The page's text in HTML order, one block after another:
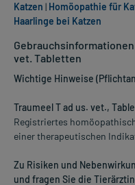
vet. Tabletten
Wichtige Hinweise
Traumeel T ad us. vet.,
Registriertes
einer therapeutischen
Zu Risiken und
und fragen Sie die
Katzen | Homöopathie für
Haarlinge bei Katzen